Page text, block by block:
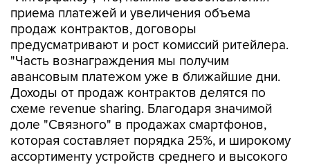
предусматривают и рост комиссий ритейлера.
"Часть вознаграждения мы получим
авансовым платежом уже в ближайшие дни.
Доходы от продаж контрактов делятся по
схеме revenue sharing. Благодаря значимой
доле "Связного" в продажах смартфонов,
которая составляет порядка 25%, и широкому
ассортименту устройств среднего и высокого
ценовых сегментов, ARPU от подключений
через ритейлера выше среднерыночного,